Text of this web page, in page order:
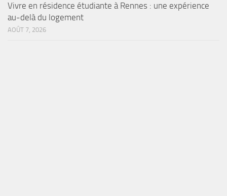
Vivre en résidence étudiante à Rennes : une expérience
au-delà du logement
AOÛT 7, 2026